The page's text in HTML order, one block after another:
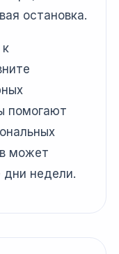
остановка.
помогают
может
дни недели.